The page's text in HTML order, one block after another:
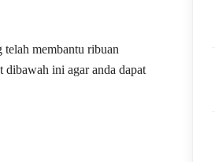
telah membantu ribuan
ini agar anda dapat